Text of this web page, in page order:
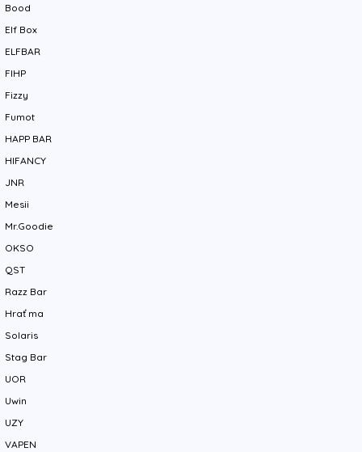
Bood
Elf Box
ELFBAR
FIHP
Fizzy
Fumot
HAPP BAR
HIFANCY
JNR
Mesii
Mr.Goodie
OKSO
QST
Razz Bar
Hrať ma
Solaris
Stag Bar
UOR
Uwin
UZY
VAPEN